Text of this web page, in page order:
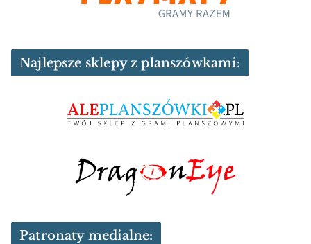
Najlepsze sklepy z planszówkami:
Patronaty medialne: